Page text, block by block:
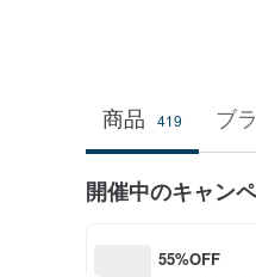
商品 419 ブ
開催中のキャン
55%OFF